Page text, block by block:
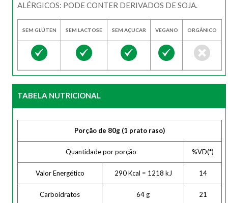
ALÉRGICOS: PODE CONTER DERIVADOS DE SOJA.
SEM GLÚTEN SEM LACTOSE SEM AÇUCAR VEGANO ORGÂNICO
TABELA NUTRICIONAL
Porção de 80g (1 prato raso)
Quantidade por porção %VD(*)
Valor Energético 290 Kcal = 1218 kJ 14
Carboidratos 64 g 21